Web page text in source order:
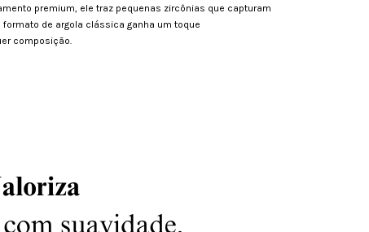
premium, ele traz pequenas zircônias que capturam
formato de argola clássica ganha um toque
composição.